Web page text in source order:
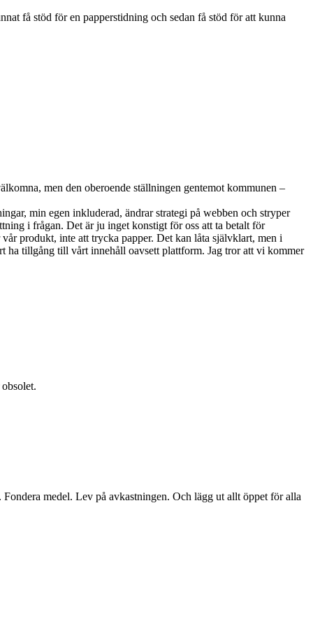
få stöd för en papperstidning och sedan få stöd för att kunna
men den oberoende ställningen gentemot kommunen –
min egen inkluderad, ändrar strategi på webben och stryper
i frågan. Det är ju inget konstigt för oss att ta betalt för
produkt, inte att trycka papper. Det kan låta självklart, men i
ha tillgång till vårt innehåll oavsett plattform. Jag tror att vi kommer
medel. Lev på avkastningen. Och lägg ut allt öppet för alla